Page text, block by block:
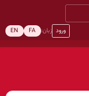
ورود زبان: FA
EN